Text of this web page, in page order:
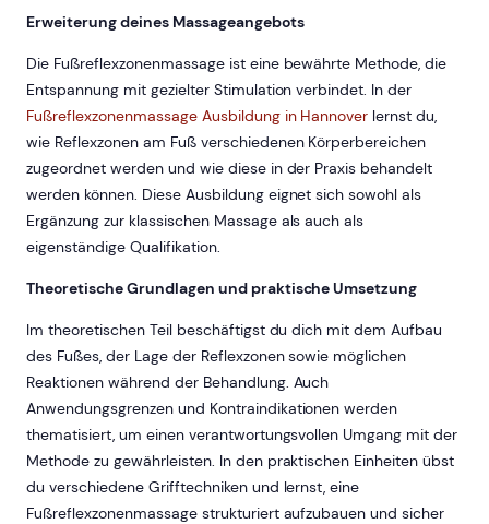
Erweiterung deines Massageangebots
Die Fußreflexzonenmassage ist eine bewährte Methode, die
Entspannung mit gezielter Stimulation verbindet. In der
Fußreflexzonenmassage Ausbildung in Hannover lernst du,
wie Reflexzonen am Fuß verschiedenen Körperbereichen
zugeordnet werden und wie diese in der Praxis behandelt
werden können. Diese Ausbildung eignet sich sowohl als
Ergänzung zur klassischen Massage als auch als
eigenständige Qualifikation.
Theoretische Grundlagen und praktische Umsetzung
Im theoretischen Teil beschäftigst du dich mit dem Aufbau
des Fußes, der Lage der Reflexzonen sowie möglichen
Reaktionen während der Behandlung. Auch
Anwendungsgrenzen und Kontraindikationen werden
thematisiert, um einen verantwortungsvollen Umgang mit der
Methode zu gewährleisten. In den praktischen Einheiten übst
du verschiedene Grifftechniken und lernst, eine
Fußreflexzonenmassage strukturiert aufzubauen und sicher